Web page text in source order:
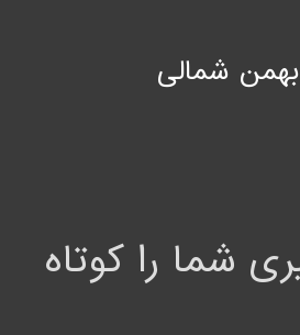
شما را کوتاه